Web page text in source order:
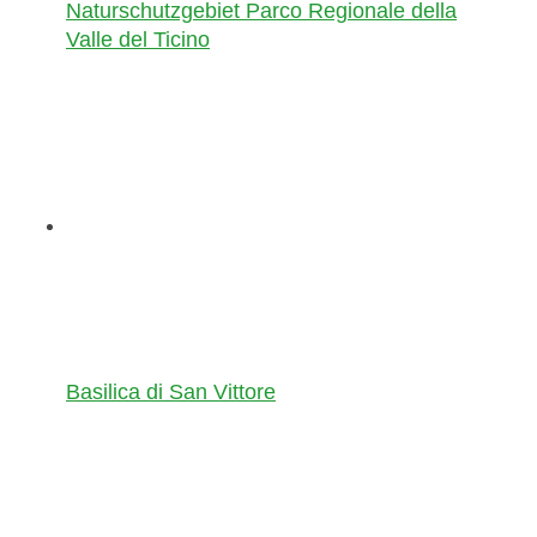
Naturschutzgebiet Parco Regionale della
Valle del Ticino
Basilica di San Vittore